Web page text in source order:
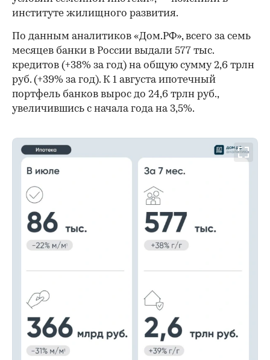
институте жилищного развития.
По данным аналитиков «Дом.РФ», всего за семь
месяцев банки в России выдали 577 тыс.
кредитов (+38% за год) на общую сумму 2,6 трлн
руб. (+39% за год). К 1 августа ипотечный
портфель банков вырос до 24,6 трлн руб.,
увеличившись с начала года на 3,5%.